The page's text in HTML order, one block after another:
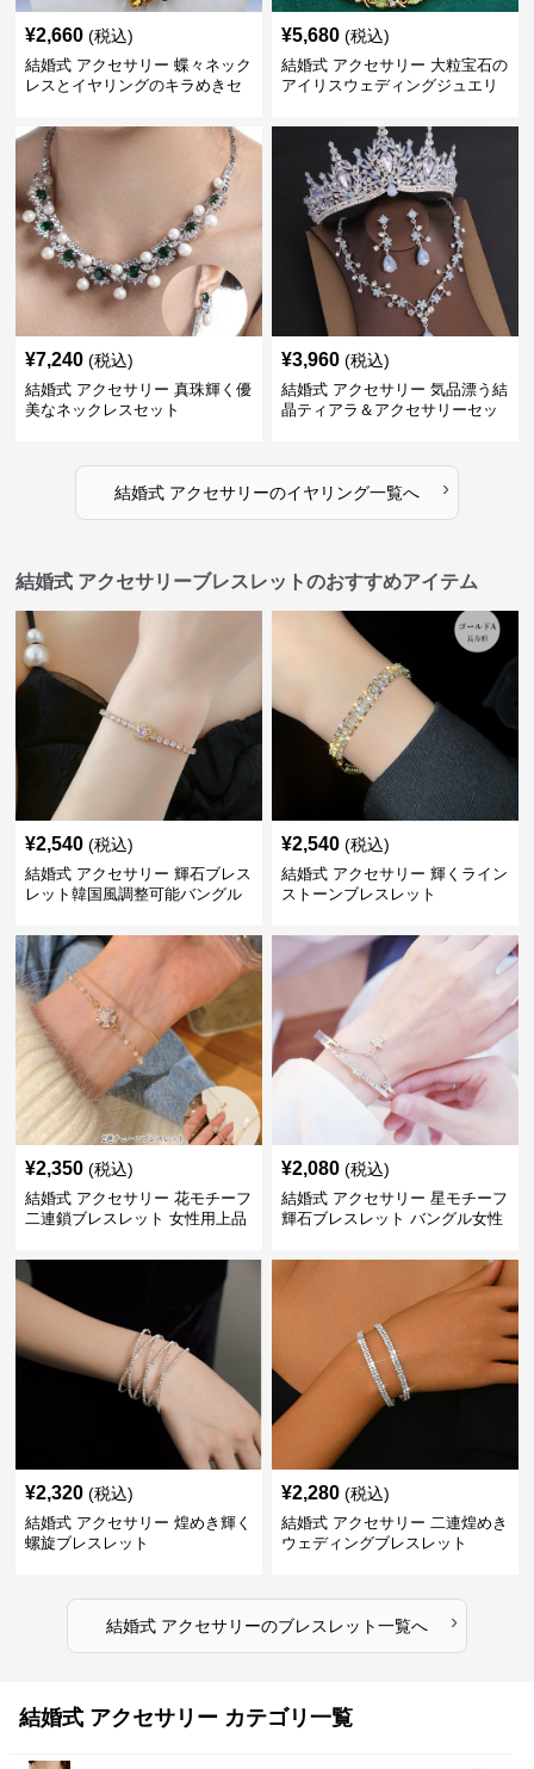
¥2,660 (税込)
結婚式 アクセサリー 蝶々ネック
レスとイヤリングのキラめきセ
¥5,680 (税込)
結婚式 アクセサリー 大粒宝石の
アイリスウェディングジュエリ
¥7,240 (税込)
結婚式 アクセサリー 真珠輝く優
美なネックレスセット
¥3,960 (税込)
結婚式 アクセサリー 気品漂う結
晶ティアラ＆アクセサリーセッ
結婚式 アクセサリーのイヤリング一覧へ ›
結婚式 アクセサリーブレスレットのおすすめアイテム
¥2,540 (税込)
結婚式 アクセサリー 輝石ブレス
レット韓国風調整可能バングル
¥2,540 (税込)
結婚式 アクセサリー 輝くライン
ストーンブレスレット
¥2,350 (税込)
結婚式 アクセサリー 花モチーフ
二連鎖ブレスレット 女性用上品
¥2,080 (税込)
結婚式 アクセサリー 星モチーフ
輝石ブレスレット バングル女性
¥2,320 (税込)
結婚式 アクセサリー 煌めき輝く
螺旋ブレスレット
¥2,280 (税込)
結婚式 アクセサリー 二連煌めき
ウェディングブレスレット
結婚式 アクセサリーのブレスレット一覧へ ›
結婚式 アクセサリー カテゴリ一覧